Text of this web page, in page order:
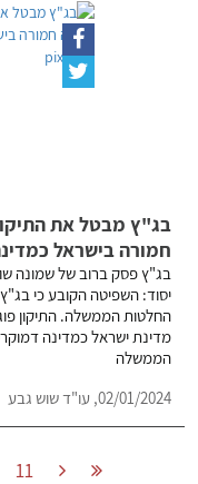
בג"ץ מבטל את
חמורה בישראל
בג"ץ פסק ברוב של שמונה
יסוד: השפיטה הקובע כי
החלטות הממשלה. התיקון
מדינת ישראל כמדינה
הממשלה
02/01/2024, עו"ד שוש גבע
11